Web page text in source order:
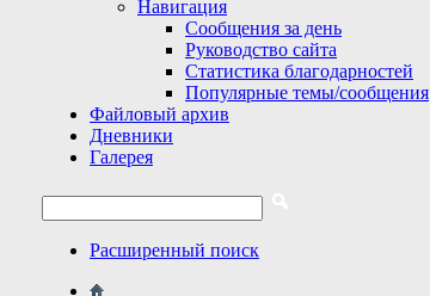
Навигация
Сообщения за день
Руководство сайта
Статистика благодарностей
Популярные темы/сообщения
Файловый архив
Дневники
Галерея
Расширенный поиск